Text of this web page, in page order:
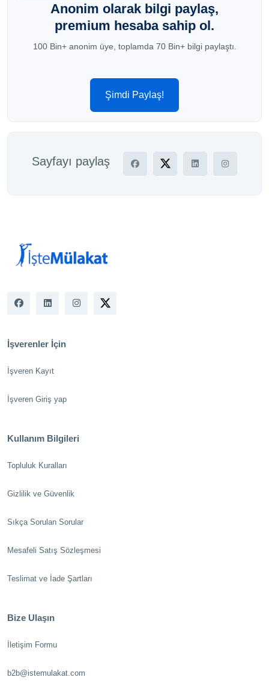
Anonim olarak bilgi paylaş,
premium hesaba sahip ol.
100 Bin+ anonim üye, toplamda 70 Bin+ bilgi paylaştı.
Şimdi Paylaş!
Sayfayı paylaş
İşverenler İçin
İşveren Kayıt
İşveren Giriş yap
Kullanım Bilgileri
Topluluk Kuralları
Gizlilik ve Güvenlik
Sıkça Sorulan Sorular
Mesafeli Satış Sözleşmesi
Teslimat ve İade Şartları
Bize Ulaşın
İletişim Formu
b2b@istemulakat.com